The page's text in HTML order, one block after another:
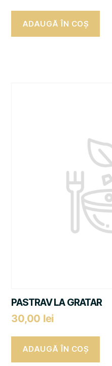
ADAUGĂ ÎN COȘ
PASTRAV LA GRATAR
30,00 lei
ADAUGĂ ÎN COȘ